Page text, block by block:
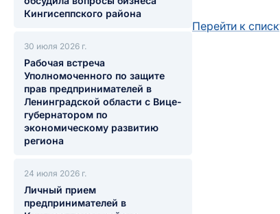
Кингисеппского района
30 июля 2026 г.
Рабочая встреча
Уполномоченного по защите
прав предпринимателей в
Ленинградской области с Вице-
губернатором по
экономическому развитию
региона
24 июля 2026 г.
Личный прием
предпринимателей в
Перейти к